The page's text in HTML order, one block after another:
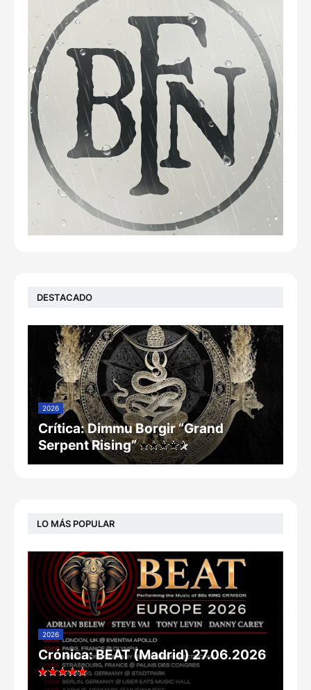
DESTACADO
2026
Crítica: Dimmu Borgir “Grand
Serpent Rising”
LO MÁS POPULAR
2026
Crónica: BEAT (Madrid) 27.06.2026